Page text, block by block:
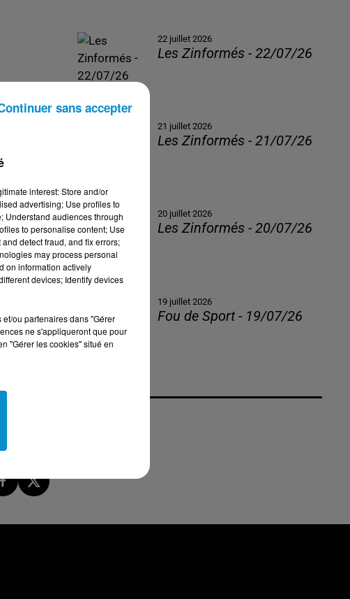
22 juillet 2026
Les Zinformés - 22/07/26
21 juillet 2026
Les Zinformés - 21/07/26
20 juillet 2026
Les Zinformés - 20/07/26
19 juillet 2026
Fou de Sport - 19/07/26
interest: Store and/or
advertising; Use profiles to
Understand audiences through
to personalise content; Use
detect fraud, and fix errors;
may process personal
on information actively
devices; Identify devices
ou partenaires dans "Gérer
ne s'appliqueront que pour
"Gérer les cookies" situé en
sans accepter